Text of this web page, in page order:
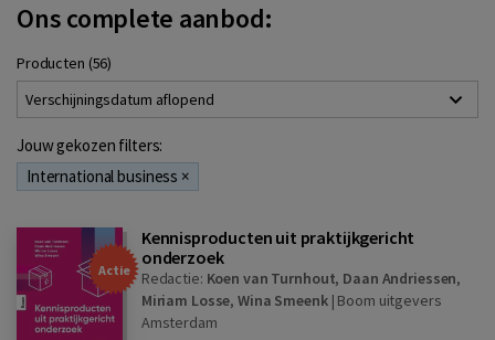
Ons complete aanbod:
Producten (56)
Verschijningsdatum aflopend
Jouw gekozen filters:
International business ×
Actie
Kennisproducten uit praktijkgericht
onderzoek
Redactie: Koen van Turnhout, Daan Andriessen,
Miriam Losse,Wina Smeenk| Boom uitgevers
Amsterdam